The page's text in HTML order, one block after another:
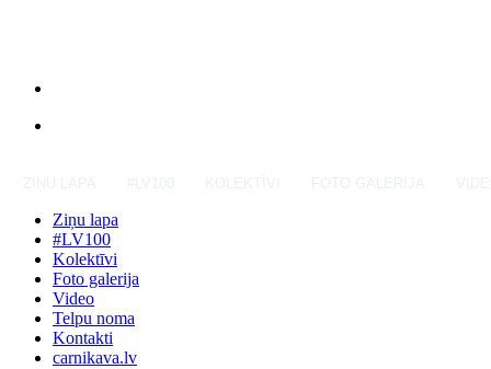
Ziņu lapa
#LV100
Kolektīvi
Foto galerija
Video
Telpu noma
Kontakti
carnikava.lv